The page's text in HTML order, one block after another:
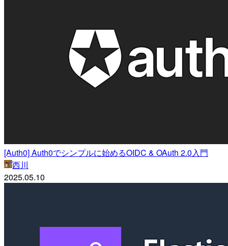
[Auth0] Auth0でシンプルに始めるOIDC & OAuth 2.0入門
西川
2025.05.10